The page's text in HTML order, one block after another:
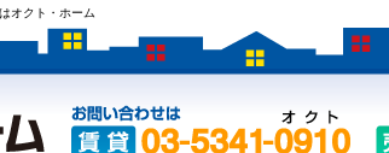
オクト・ホーム